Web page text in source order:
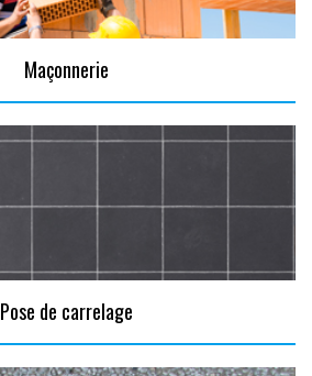
Maçonnerie
Pose de carrelage